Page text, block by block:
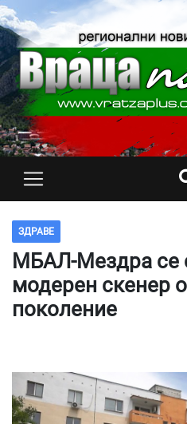
ЗДРАВЕ
МБАЛ-Мездра се
модерен скенер
поколение